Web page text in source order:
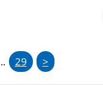
29 >